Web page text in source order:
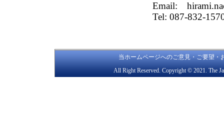
Email:
Tel: 087-832-
当ホームページへのご意見・ご要望
All Right Reserved. Copyright © 2021. The